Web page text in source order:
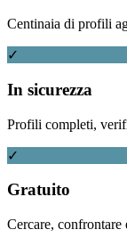
Centinaia di profili
✓
In sicurezza
Profili completi,
✓
Gratuito
Cercare, confrontare